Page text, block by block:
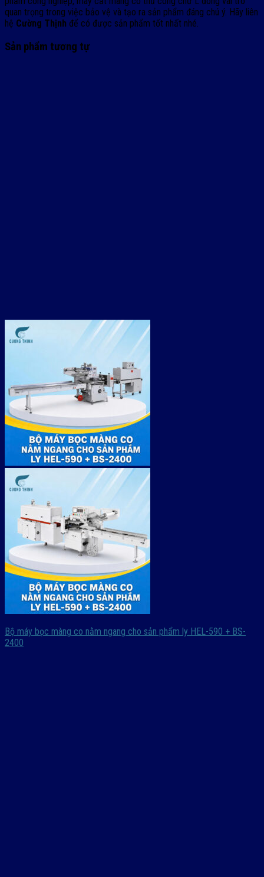
quan trọng trong việc bảo vệ và tạo ra sản phẩm đáng chú ý. Hãy liên
hệ Cường Thịnh để có được sản phẩm tốt nhất nhé.
Sản phẩm tương tự
Bộ máy bọc màng co nằm ngang cho sản phẩm ly HEL-590 + BS-
2400